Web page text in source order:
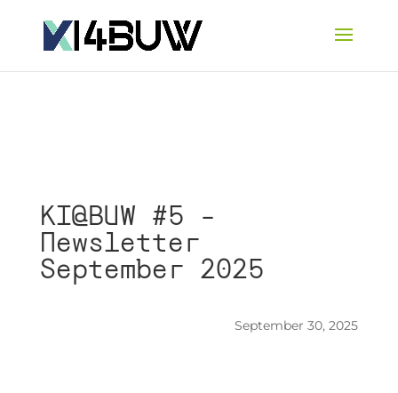
KI@BUW #5 –
Newsletter
September 2025
September 30, 2025